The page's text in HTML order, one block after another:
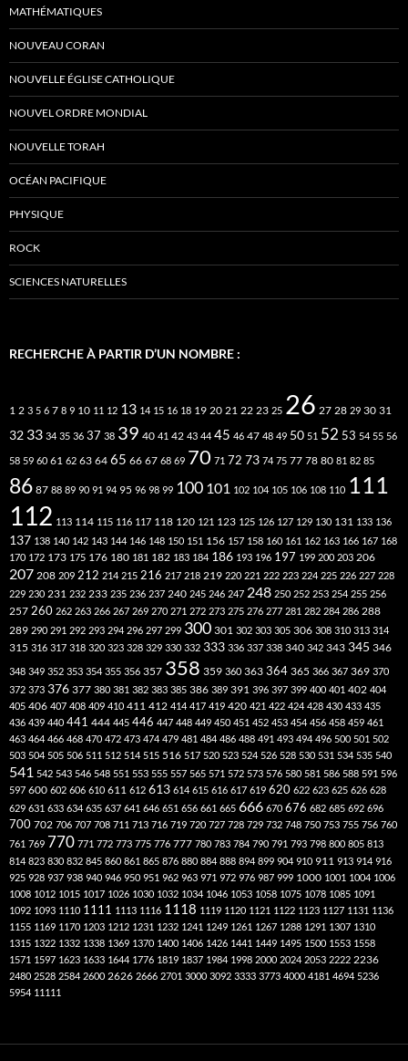
MATHÉMATIQUES
NOUVEAU CORAN
NOUVELLE ÉGLISE CATHOLIQUE
NOUVEL ORDRE MONDIAL
NOUVELLE TORAH
OCÉAN PACIFIQUE
PHYSIQUE
ROCK
SCIENCES NATURELLES
RECHERCHE À PARTIR D’UN NOMBRE :
1 2 3 5 6 7 8 9 10 11 12 13 14 15 16 18 19 20 21 22 23 25 26 27 28 29 30 31
32 33 34 35 36 37 38 39 40 41 42 43 44 45 46 47 48 49 50 51 52 53 54 55 56
58 59 60 61 62 63 64 65 66 67 68 69 70 71 72 73 74 75 77 78 80 81 82 85
86 87 88 89 90 91 94 95 96 98 99 100 101 102 104 105 106 108 110 111
112 113 114 115 116 117 118 120 121 123 125 126 127 129 130 131 133 136
137 138 140 142 143 144 146 148 150 151 156 157 158 160 161 162 163 166 167 168
170 172 173 175 176 180 181 182 183 184 186 193 196 197 199 200 203 206
207 208 209 212 214 215 216 217 218 219 220 221 222 223 224 225 226 227 228
229 230 231 232 233 235 236 237 240 245 246 247 248 250 252 253 254 255 256
257 260 262 263 266 267 269 270 271 272 273 275 276 277 281 282 284 286 288
289 290 291 292 293 294 296 297 299 300 301 302 303 305 306 308 310 313 314
315 316 317 318 320 323 328 329 330 332 333 336 337 338 340 342 343 345 346
348 349 352 353 354 355 356 357 358 359 360 363 364 365 366 367 369 370
372 373 376 377 380 381 382 383 385 386 389 391 396 397 399 400 401 402 404
405 406 407 408 409 410 411 412 414 417 419 420 421 422 424 428 430 433 435
436 439 440 441 444 445 446 447 448 449 450 451 452 453 454 456 458 459 461
463 464 466 468 470 472 473 474 479 481 484 486 488 491 493 494 496 500 501 502
503 504 505 506 511 512 514 515 516 517 520 523 524 526 528 530 531 534 535 540
541 542 543 546 548 551 553 555 557 565 571 572 573 576 580 581 586 588 591 596
597 600 602 606 610 611 612 613 614 615 616 617 619 620 622 623 625 626 628
629 631 633 634 635 637 641 646 651 656 661 665 666 670 676 682 685 692 696
700 702 706 707 708 711 713 716 719 720 727 728 729 732 748 750 753 755 756 760
761 769 770 771 772 773 775 776 777 780 783 784 790 791 793 798 800 805 813
814 823 830 832 845 860 861 865 876 880 884 888 894 899 904 910 911 913 914 916
925 928 937 938 940 946 950 951 962 963 971 972 976 987 999 1000 1001 1004 1006
1008 1012 1015 1017 1026 1030 1032 1034 1046 1053 1058 1075 1078 1085 1091
1092 1093 1110 1111 1113 1116 1118 1119 1120 1121 1122 1123 1127 1131 1136
1155 1169 1170 1203 1212 1231 1232 1241 1249 1261 1267 1288 1291 1307 1310
1315 1322 1332 1338 1369 1370 1400 1406 1426 1441 1449 1495 1500 1553 1558
1571 1597 1623 1633 1644 1776 1819 1837 1984 1998 2000 2024 2053 2222 2236
2480 2528 2584 2600 2626 2666 2701 3000 3092 3333 3773 4000 4181 4694 5236
5954 11111